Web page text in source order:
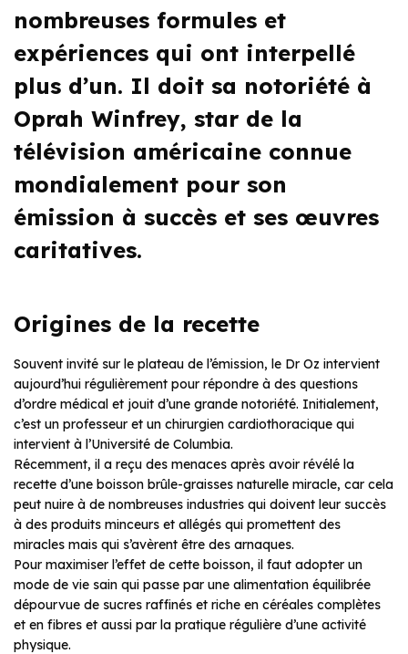
nombreuses formules et
expériences qui ont interpellé
plus d’un. Il doit sa notoriété à
Oprah Winfrey, star de la
télévision américaine connue
mondialement pour son
émission à succès et ses œuvres
caritatives.
Origines de la recette
Souvent invité sur le plateau de l’émission, le Dr Oz intervient
aujourd’hui régulièrement pour répondre à des questions
d’ordre médical et jouit d’une grande notoriété. Initialement,
c’est un professeur et un chirurgien cardiothoracique qui
intervient à l’Université de Columbia.
Récemment, il a reçu des menaces après avoir révélé la
recette d’une boisson brûle-graisses naturelle miracle, car cela
peut nuire à de nombreuses industries qui doivent leur succès
à des produits minceurs et allégés qui promettent des
miracles mais qui s’avèrent être des arnaques.
Pour maximiser l’effet de cette boisson, il faut adopter un
mode de vie sain qui passe par une alimentation équilibrée
dépourvue de sucres raffinés et riche en céréales complètes
et en fibres et aussi par la pratique régulière d’une activité
physique.